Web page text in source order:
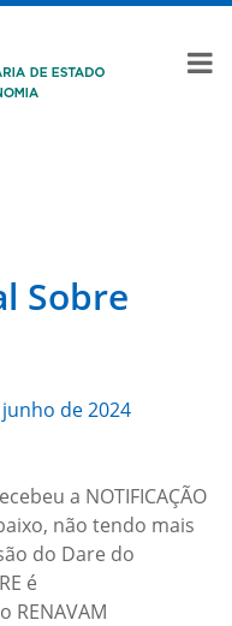
Sobre
de 2024
a NOTIFICAÇÃO
não tendo mais
do Dare do
é
RENAVAM